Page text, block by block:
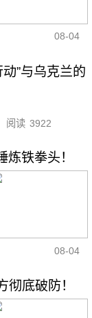
08-04
”与乌克兰的
阅读 3922
炼铁拳头！
08-04
底破防！